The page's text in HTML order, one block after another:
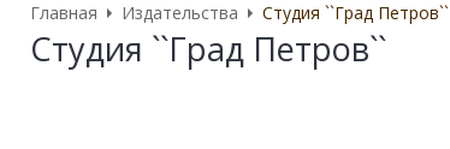
Главная Издательства Студия ``Град Петров``
Студия ``Град Петров``